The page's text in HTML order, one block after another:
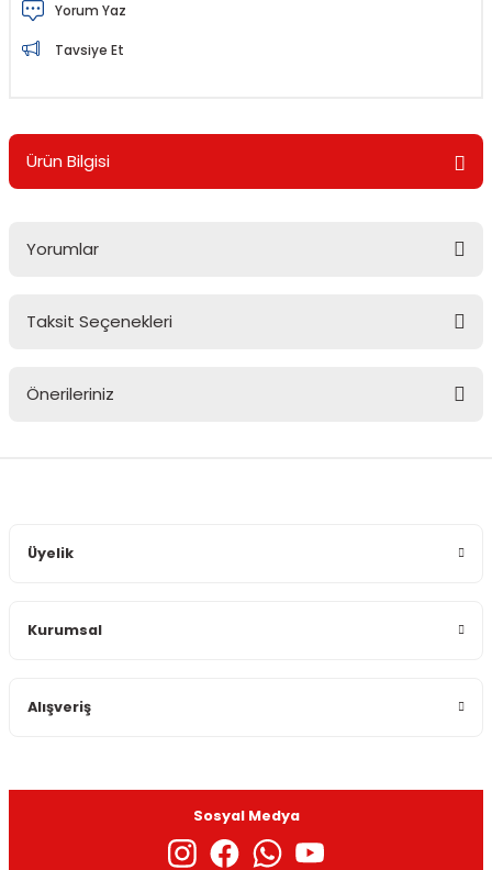
Yorum Yaz
Tavsiye Et
Ürün Bilgisi
Yorumlar
Taksit Seçenekleri
Önerileriniz
Ürün bilgilerinde hatalar bulunuyor.
Gönder
Üyelik
Kurumsal
Alışveriş
Sosyal Medya